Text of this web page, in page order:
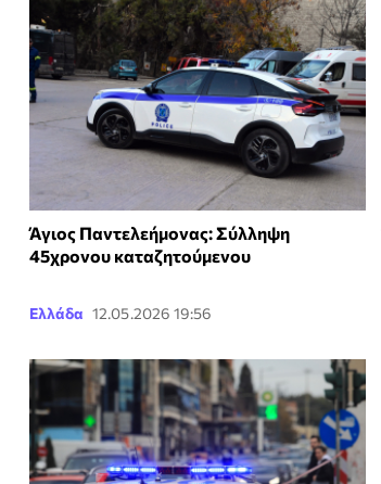
Άγιος Παντελεήμονας: Σύλληψη
45χρονου καταζητούμενου
Ελλάδα 12.05.2026 19:56